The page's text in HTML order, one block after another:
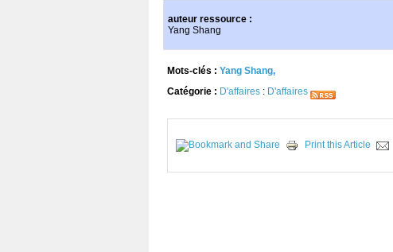
auteur ressource :
Yang Shang
Mots-clés : Yang Shang,
Catégorie : D'affaires : D'affaires
Print this Article